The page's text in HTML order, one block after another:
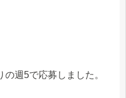
週5で応募しました。